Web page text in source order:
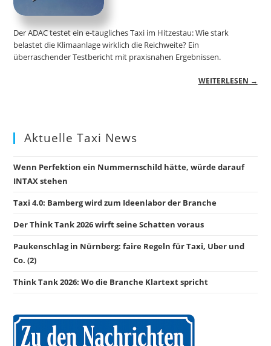
Der ADAC testet ein e-taugliches Taxi im Hitzestau: Wie stark
belastet die Klimaanlage wirklich die Reichweite? Ein
überraschender Testbericht mit praxisnahen Ergebnissen.
WEITERLESEN →
Aktuelle Taxi News
Wenn Perfektion ein Nummernschild hätte, würde darauf
INTAX stehen
Taxi 4.0: Bamberg wird zum Ideenlabor der Branche
Der Think Tank 2026 wirft seine Schatten voraus
Paukenschlag in Nürnberg: faire Regeln für Taxi, Uber und
Co. (2)
Think Tank 2026: Wo die Branche Klartext spricht